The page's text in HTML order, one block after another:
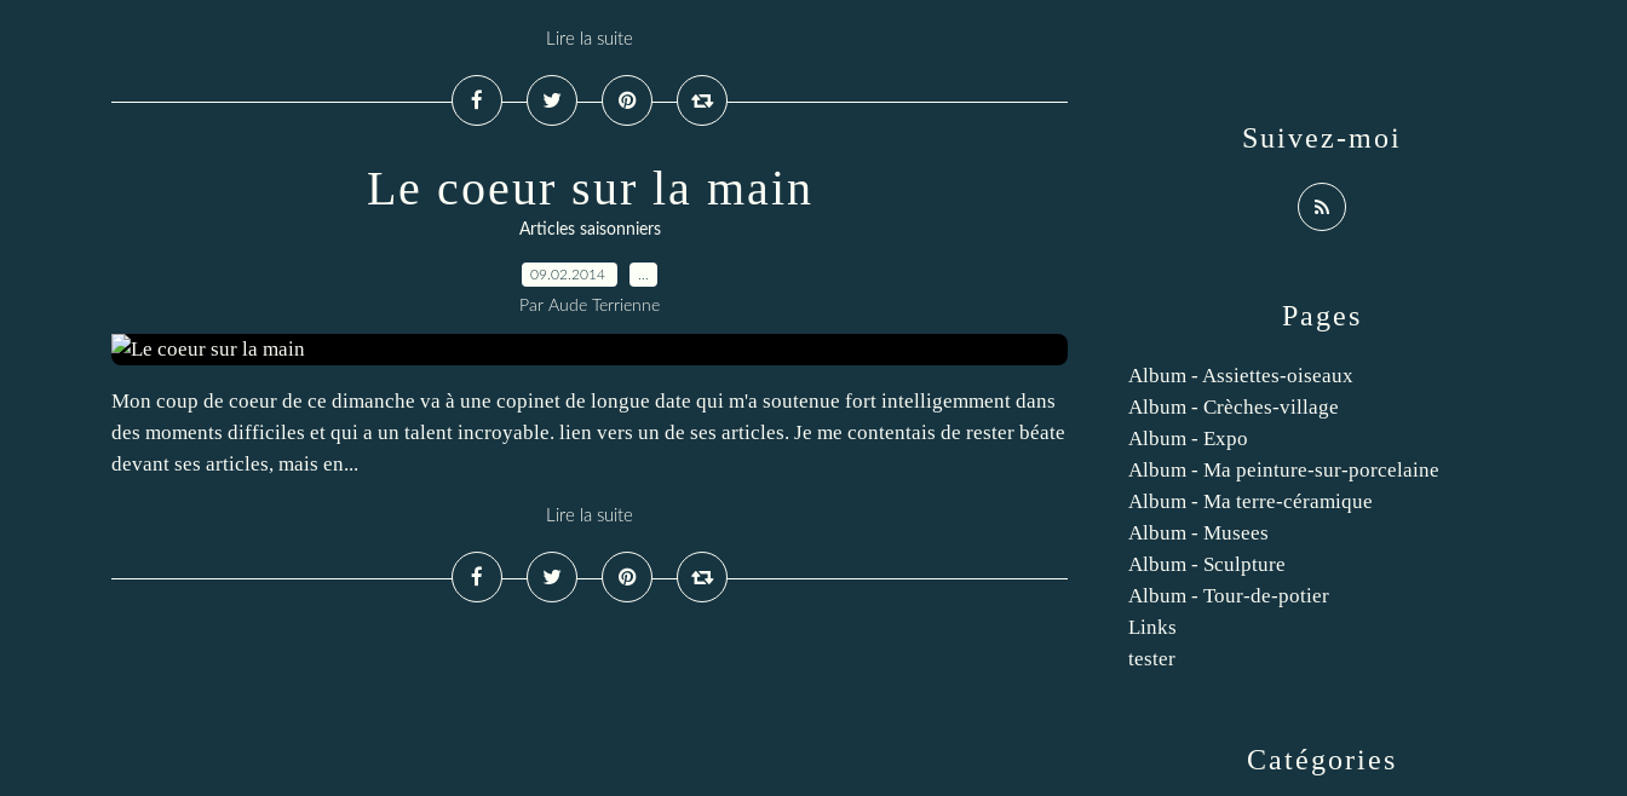
Lire la suite
Le coeur sur la main
Articles saisonniers
09.02.2014
Par Aude Terrienne
Mon coup de coeur de ce dimanche va à une copinet de longue date qui m'a soutenue fort intelligemment dans
des moments difficiles et qui a un talent incroyable. lien vers un de ses articles. Je me contentais de rester béate
devant ses articles, mais en...
Lire la suite
Catégories
Pages
Album - Assiettes-oiseaux
Album - Crèches-village
Album - Expo
Album - Ma peinture-sur-porcelaine
Album - Ma terre-céramique
Album - Musees
Album - Sculpture
Album - Tour-de-potier
Links
tester
Suivez-moi